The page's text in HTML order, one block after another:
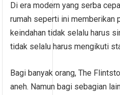
Di era modern yang serba
rumah seperti ini memberikan
keindahan tidak selalu harus
tidak selalu harus mengikuti
Bagi banyak orang, The
aneh. Namun bagi sebagian